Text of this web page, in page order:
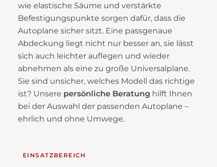
wie elastische Säume und verstärkte
Befestigungspunkte sorgen dafür, dass die
Autoplane sicher sitzt. Eine passgenaue
Abdeckung liegt nicht nur besser an, sie lässt
sich auch leichter auflegen und wieder
abnehmen als eine zu große Universalplane.
Sie sind unsicher, welches Modell das richtige
ist? Unsere persönliche Beratung hilft Ihnen
bei der Auswahl der passenden Autoplane –
ehrlich und ohne Umwege.
EINSATZBEREICH